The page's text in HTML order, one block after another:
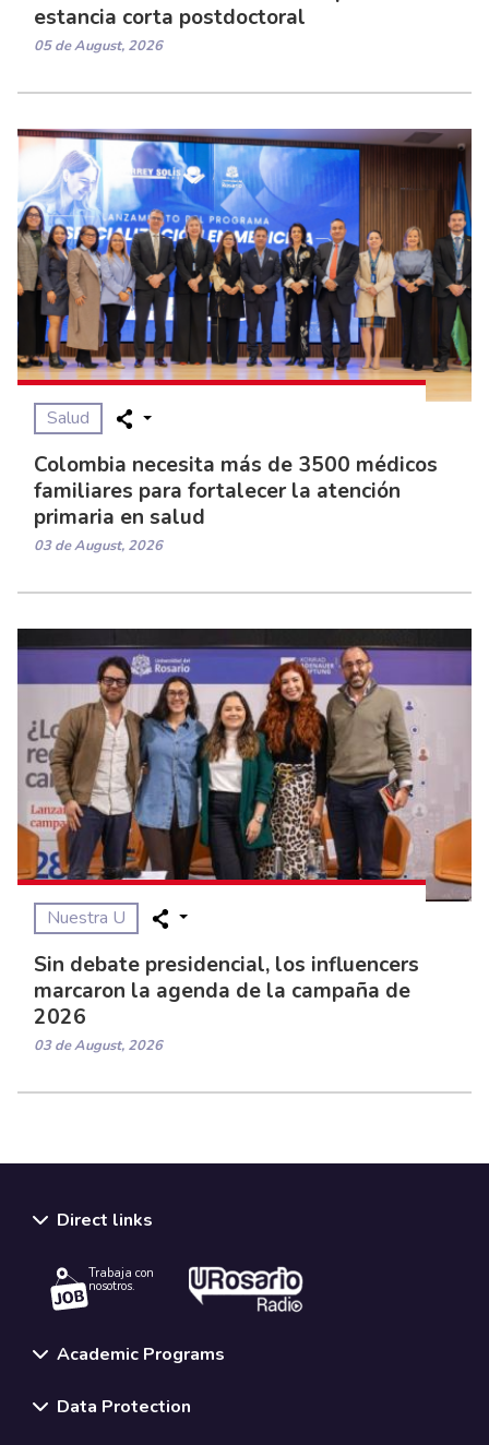
estancia corta postdoctoral
05 de August, 2026
Salud
Colombia necesita más de 3500 médicos
familiares para fortalecer la atención
primaria en salud
03 de August, 2026
Nuestra U
Sin debate presidencial, los influencers
marcaron la agenda de la campaña de
2026
03 de August, 2026
Direct links
Trabaja con
nosotros.
Academic Programs
Data Protection